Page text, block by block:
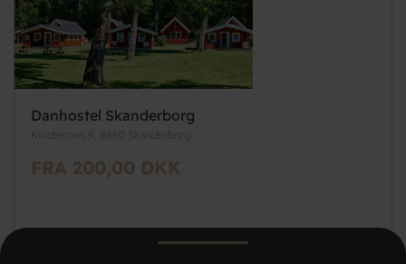
Danhostel Skanderborg
Kindlersvej 9, 8660 Skanderborg
FRA 200,00 DKK